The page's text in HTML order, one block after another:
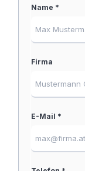
Name *
Firma
E-Mail *